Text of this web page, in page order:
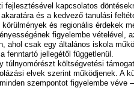
fejlesztésével kapcsolatos
és a kedvező tanulási
és regionális érdekek
figyelembe vételével,
ahol csak egy általános iskola
fenntartó jellegétől függetlenül.
túlnyomórészt költségvetési
elvek szerint működjenek. A
szempontot figyelembe véve